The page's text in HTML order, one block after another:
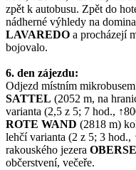
zpět k autobusu. Zpět do
nádherné výhledy na
LAVAREDO a procházejí
bojovalo.
6. den zájezdu:
Odjezd místním
SATTEL (2052 m, na
varianta (2,5 z 5; 7 hod.,
ROTE WAND (2818 m)
lehčí varianta (2 z 5; 3
rakouského jezera
občerstvení, večeře.